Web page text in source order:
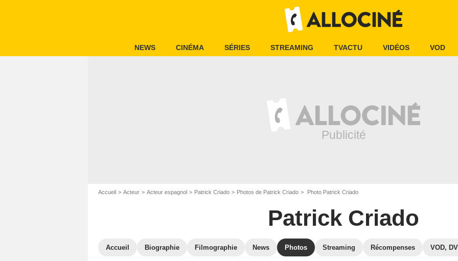
NEWS CINÉMA SÉRIES STREAMING TVACTU VIDÉOS VOD
Accueil Acteur Acteur espagnol Patrick Criado Photos de Patrick Criado Photo Patrick Criado
Patrick Criado
Accueil Biographie Filmographie News Photos Streaming Récompenses VOD,